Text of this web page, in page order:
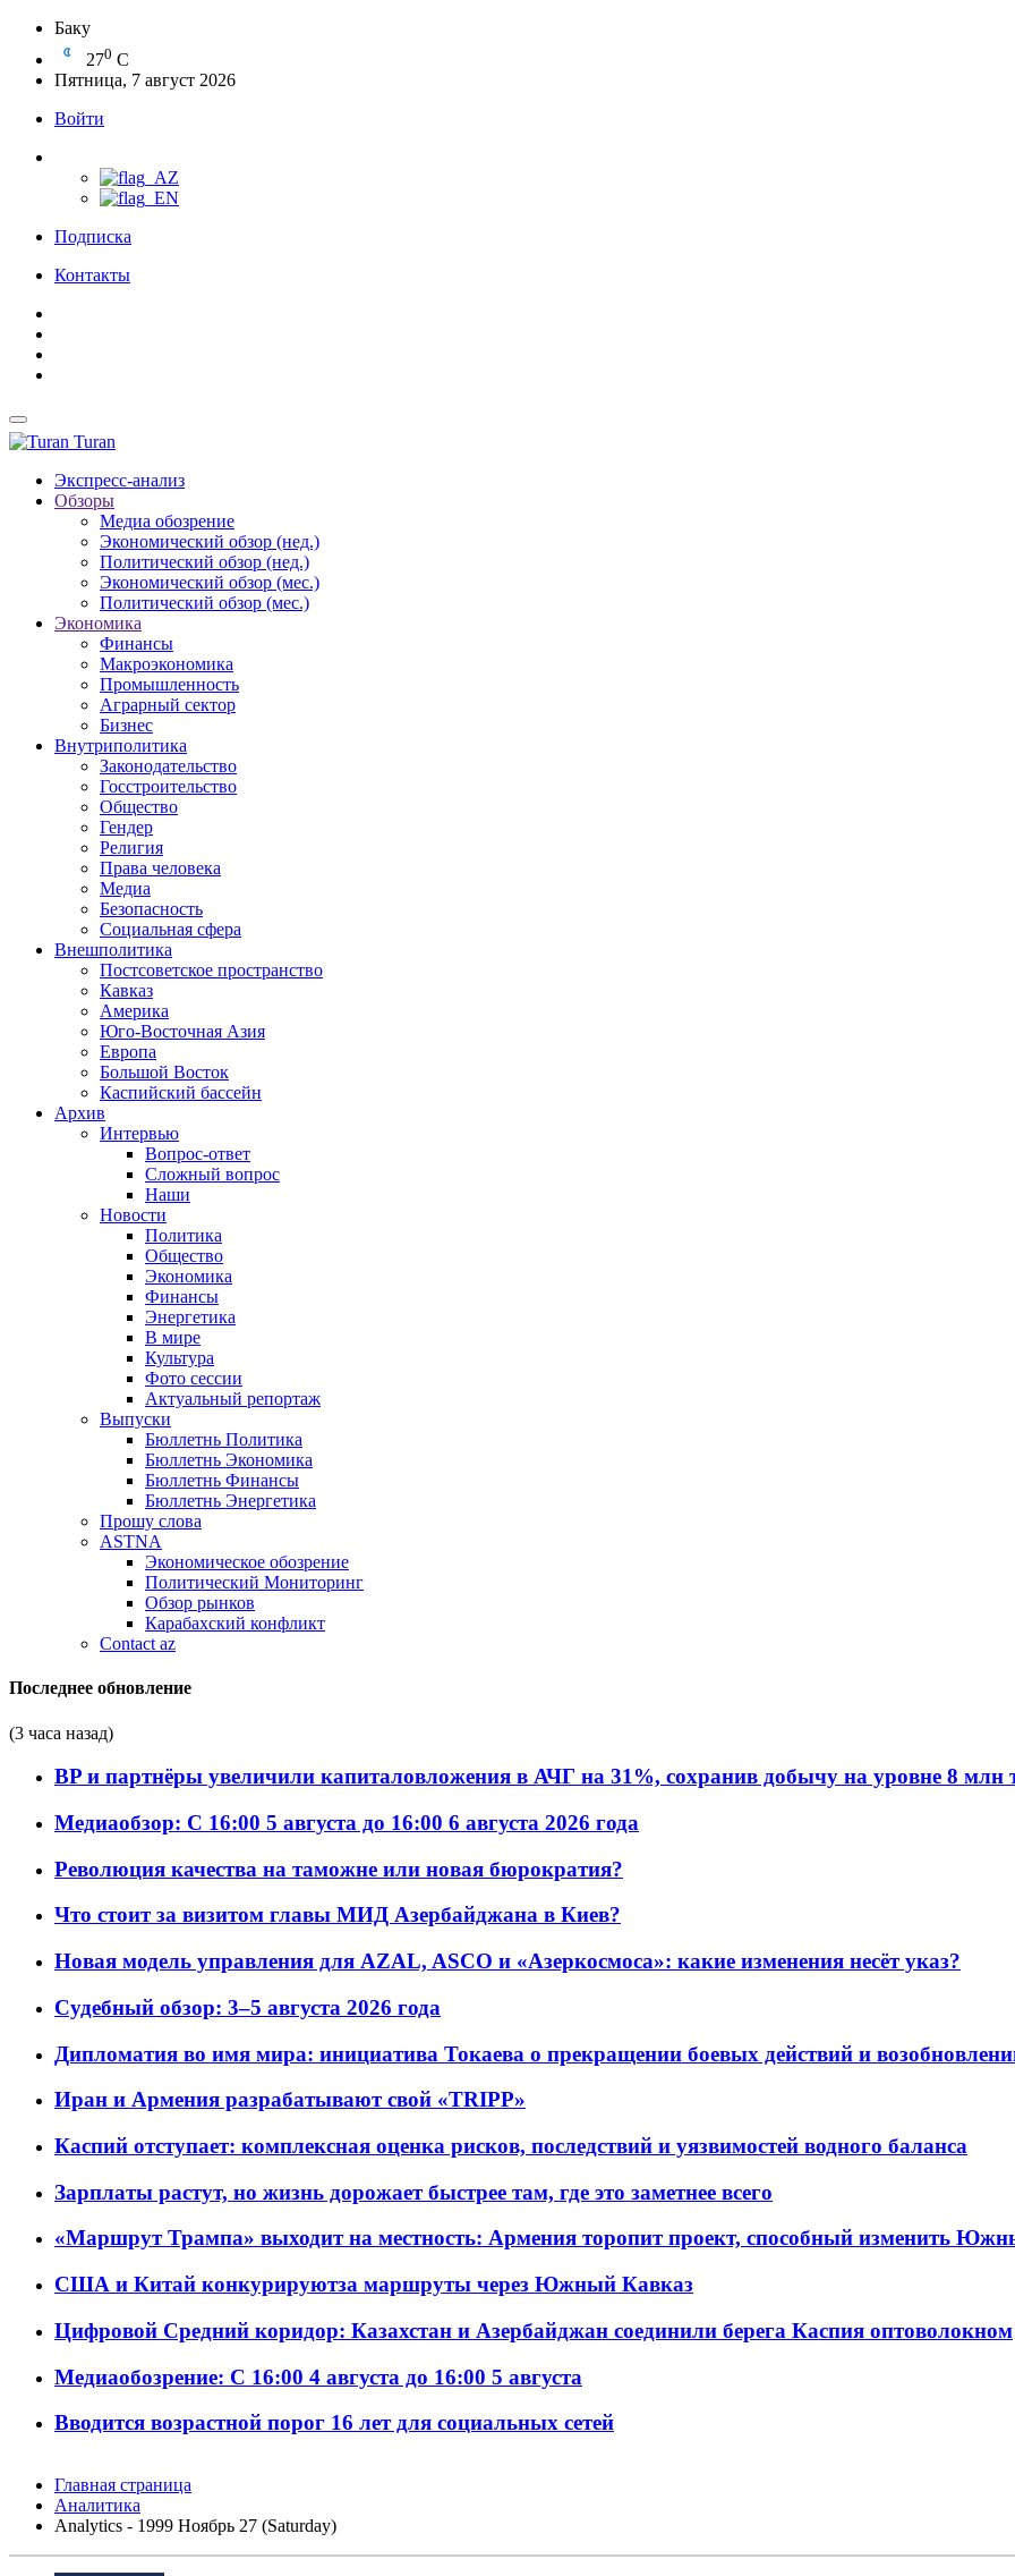
Баку
270 C
Пятница, 7 август 2026
Войти
Подписка
Контакты
Turan
Экспресс-анализ
Обзоры
Медиа обозрение
Экономический обзор (нед.)
Политический обзор (нед.)
Экономический обзор (мес.)
Политический обзор (мес.)
Экономика
Финансы
Макроэкономика
Промышленность
Аграрный сектор
Бизнес
Внутриполитика
Законодательство
Госстроительство
Общество
Гендер
Религия
Права человека
Медиа
Безопасность
Социальная сфера
Внешполитика
Постсоветское пространство
Кавказ
Америка
Юго-Восточная Азия
Европа
Большой Восток
Каспийский бассейн
Архив
Интервью
Вопрос-ответ
Сложный вопрос
Наши
Новости
Политика
Общество
Экономика
Финансы
Энергетика
В мире
Культура
Фото сессии
Актуальный репортаж
Выпуски
Бюллетнь Политика
Бюллетнь Экономика
Бюллетнь Финансы
Бюллетнь Энергетика
Прошу слова
ASTNA
Экономическое обозрение
Политический Мониторинг
Обзор рынков
Карабахский конфликт
Contact az
Последнее обновление
(3 часа назад)
BP и партнёры увеличили капиталовложения в АЧГ на 31%, сохранив добычу на уровне 8 млн
Медиаобзор: С 16:00 5 августа до 16:00 6 августа 2026 года
Революция качества на таможне или новая бюрократия?
Что стоит за визитом главы МИД Азербайджана в Киев?
Новая модель управления для AZAL, ASCO и «Азеркосмоса»: какие изменения несёт указ?
Судебный обзор: 3–5 августа 2026 года
Дипломатия во имя мира: инициатива Токаева о прекращении боевых действий и
Иран и Армения разрабатывают свой «TRIPP»
Каспий отступает: комплексная оценка рисков, последствий и уязвимостей водного баланса
Зарплаты растут, но жизнь дорожает быстрее там, где это заметнее всего
«Маршрут Трампа» выходит на местность: Армения торопит проект, способный изменить
США и Китай конкурируютза маршруты через Южный Кавказ
Цифровой Средний коридор: Казахстан и Азербайджан соединили берега Каспия оптоволокном
Медиаобозрение: С 16:00 4 августа до 16:00 5 августа
Вводится возрастной порог 16 лет для социальных сетей
Главная страница
Аналитика
Analytics - 1999 Ноябрь 27 (Saturday)